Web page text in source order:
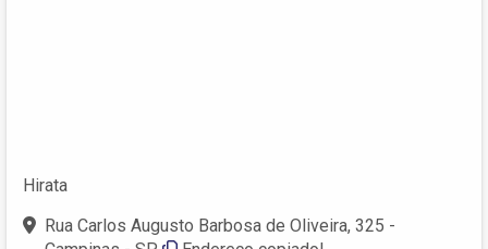
Hirata
Rua Carlos Augusto Barbosa de Oliveira, 325 -